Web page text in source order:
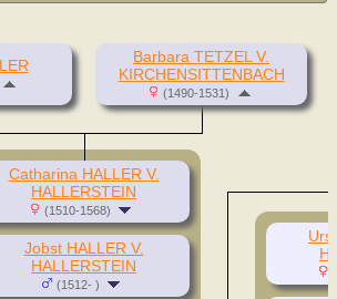
Barbara TETZEL V.
KIRCHENSITTENBACH
(1490-1531)
Catharina HALLER V.
HALLERSTEIN
(1510-1568)
Jobst HALLER V.
HALLERSTEIN
(1512- )